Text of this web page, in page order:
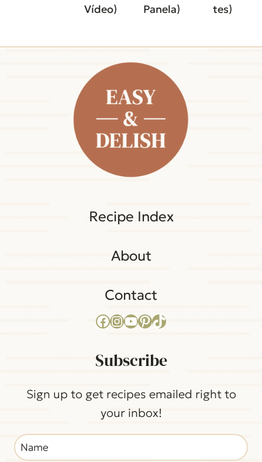
Vídeo)
Panela)
tes)
Subscribe
Sign up to get recipes emailed right to
your inbox!
Recipe Index
About
Contact
Facebook InstagramYouTube Pinterest TikTok